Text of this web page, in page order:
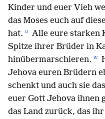
Kinder und euer Vieh
das Moses euch auf
hat. u Alle eure starken
Spitze ihrer Brüder in
hinübermarschieren. w
Jehova euren Brüdern
schenkt und auch sie
euer Gott Jehova ihnen
das Land zurück, das